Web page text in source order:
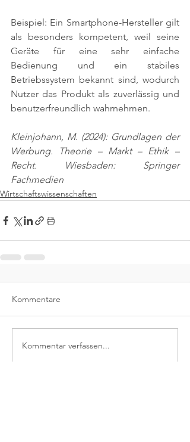
Beispiel: Ein Smartphone-Hersteller gilt
als besonders kompetent, weil seine
Geräte für eine sehr einfache
Bedienung und ein stabiles
Betriebssystem bekannt sind, wodurch
Nutzer das Produkt als zuverlässig und
benutzerfreundlich wahrnehmen.
Kleinjohann, M. (2024): Grundlagen der
Werbung. Theorie – Markt – Ethik –
Recht. Wiesbaden: Springer
Fachmedien
Wirtschaftswissenschaften
Kommentare
Kommentar verfassen...